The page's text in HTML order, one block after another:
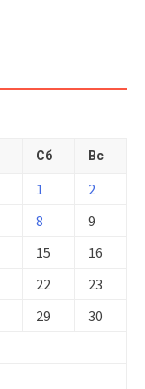
Сб Вс
1
2
8
9
15
16
22
23
29
30